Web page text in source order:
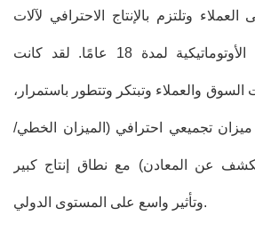
وتلتزم بالإنتاج الاحترافي لآلات
الوزن والتعبئة الكمية الأوتوماتيكية لمدة 18 عامًا. لقد كانت
السوق والعملاء وتبتكر وتتطور باستمرار،
تجميعي احترافي (الميزان الخطي/
عن المعادن) مع نطاق إنتاج كبير
وتأثير واسع على المستوى الدولي.